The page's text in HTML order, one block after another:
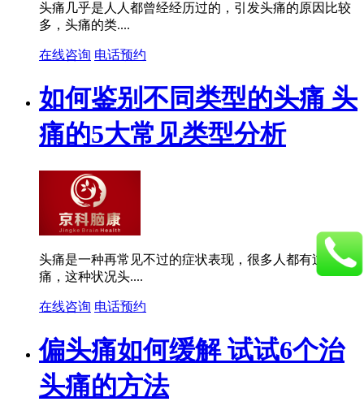
头痛几乎是人人都曾经经历过的，引发头痛的原因比较
多，头痛的类....
在线咨询 电话预约
如何鉴别不同类型的头痛 头
痛的5大常见类型分析
头痛是一种再常见不过的症状表现，很多人都有过头
痛，这种状况头....
在线咨询 电话预约
偏头痛如何缓解 试试6个治
头痛的方法